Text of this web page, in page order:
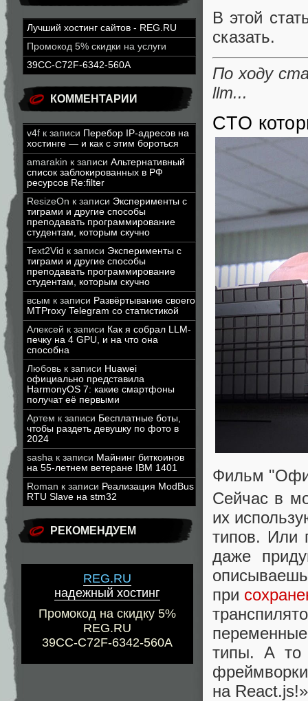
Лучший хостинг сайтов - REG.RU
Промокод 5% скидки на услуги
39CC-C72F-6342-560A
КОММЕНТАРИИ
v4f к записи Перебор IP-адресов на
хостинге — и как с этим бороться
amarakin к записи Альтернативный
список заблокированных в РФ
ресурсов Re:filter
ResizeOn к записи Эксперименты с
тиграми и другие способы
преподавать программирование
студентам, которым скучно
Text2Vid к записи Эксперименты с
тиграми и другие способы
преподавать программирование
студентам, которым скучно
всым к записи Развёртывание своего
MTProxy Telegram со статистикой
Алексей к записи Как я собрал LLM-
печку на 4 GPU, и на что она
способна
Любовь к записи Huawei
официально представила
HarmonyOS 7: какие смартфоны
получат её первыми
Артем к записи Бесплатные боты,
чтобы раздеть девушку по фото в
2024
sasha к записи Майнинг биткоинов
на 55-летнем ветеране IBM 1401
Roman к записи Реализация ModBus
RTU Slave на stm32
РЕКОМЕНДУЕМ
REG.RU
надежный хостинг
Промокод на скидку 5%
REG.RU
39CC-C72F-6342-560A
В этой
сказать.
По ходу
llm...
CTO
Фильм
Сейчас в
их
типов. Или
даже
при
переменные
типы. А то
на